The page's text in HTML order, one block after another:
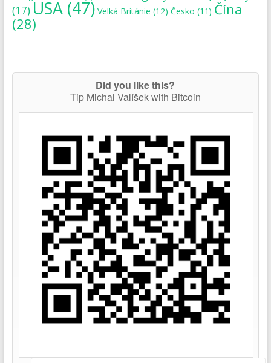
(17)USA(47) Velká Británie (12) Česko (11) Čína
(28)
Did you like this?
Tip Michal Valíšek with Bitcoin